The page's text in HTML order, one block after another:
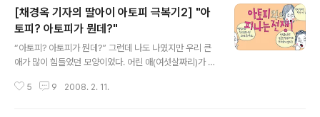
[채경옥 기자의 딸아이 아토피 극복기2] "아
토피? 아토피가 뭔데?"
“아토피? 아토피가 뭔데?” 그런데 나도 나였지만 우리 큰
애가 많이 힘들었던 모양이었다. 어린 애(여섯살짜리)가 자
하니 쓰러졌다. 서울에 도착해서 보니 아이의 눈이며 목 부
5 9 2008. 2. 11.